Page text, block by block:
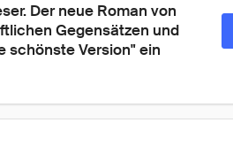
Der neue Roman von
Gegensätzen und
schönste Version" ein